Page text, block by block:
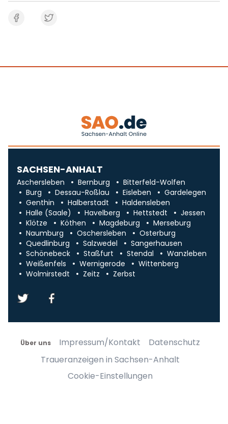
SACHSEN-ANHALT
Aschersleben Bernburg
Bitterfeld-Wolfen
Burg
Dessau-Roßlau Eisleben
Gardelegen
Genthin
Halberstadt
Haldensleben
Halle (Saale)
Havelberg Hettstedt
Jessen
Klötze
Köthen Magdeburg
Merseburg
Naumburg
Oschersleben
Osterburg
Quedlinburg
Salzwedel
Sangerhausen
Schönebeck
Staßfurt Stendal
Wanzleben
Weißenfels
Wernigerode
Wittenberg
Wolmirstedt
Zeitz Zerbst
Über uns Impressum/Kontakt
Datenschutz
Traueranzeigen in Sachsen-Anhalt
Cookie-Einstellungen